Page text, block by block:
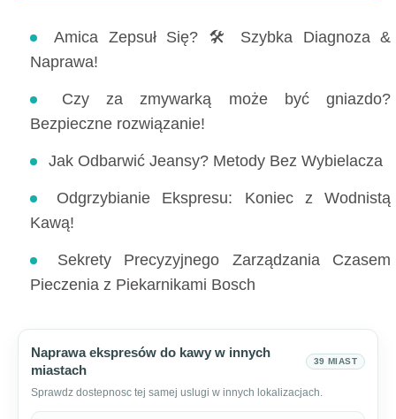
Amica Zepsuł Się? 🛠️ Szybka Diagnoza &
Naprawa!
Czy za zmywarką może być gniazdo?
Bezpieczne rozwiązanie!
Jak Odbarwić Jeansy? Metody Bez Wybielacza
Odgrzybianie Ekspresu: Koniec z Wodnistą
Kawą!
Sekrety Precyzyjnego Zarządzania Czasem
Pieczenia z Piekarnikami Bosch
Naprawa ekspresów do kawy w innych
miastach
39 MIAST
Sprawdz dostepnosc tej samej uslugi w innych lokalizacjach.